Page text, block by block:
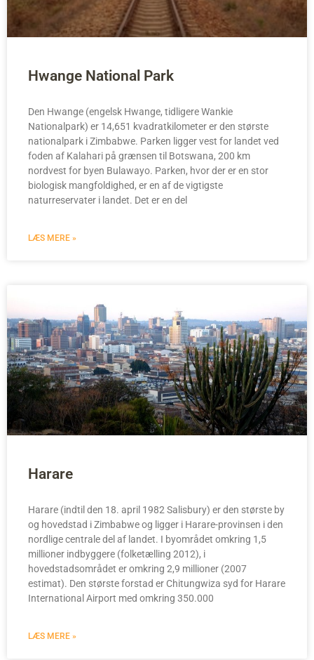
Hwange National Park
Den Hwange (engelsk Hwange, tidligere Wankie
Nationalpark) er 14,651 kvadratkilometer er den største
nationalpark i Zimbabwe. Parken ligger vest for landet ved
foden af Kalahari på grænsen til Botswana, 200 km
nordvest for byen Bulawayo. Parken, hvor der er en stor
biologisk mangfoldighed, er en af de vigtigste
naturreservater i landet. Det er en del
LÆS MERE »
Harare
Harare (indtil den 18. april 1982 Salisbury) er den største by
og hovedstad i Zimbabwe og ligger i Harare-provinsen i den
nordlige centrale del af landet. I byområdet omkring 1,5
millioner indbyggere (folketælling 2012), i
hovedstadsområdet er omkring 2,9 millioner (2007
estimat). Den største forstad er Chitungwiza syd for Harare
International Airport med omkring 350.000
LÆS MERE »